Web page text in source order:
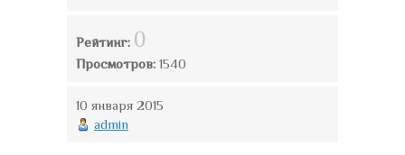
Рейтинг: 0
Просмотров: 1540
10 января 2015
admin